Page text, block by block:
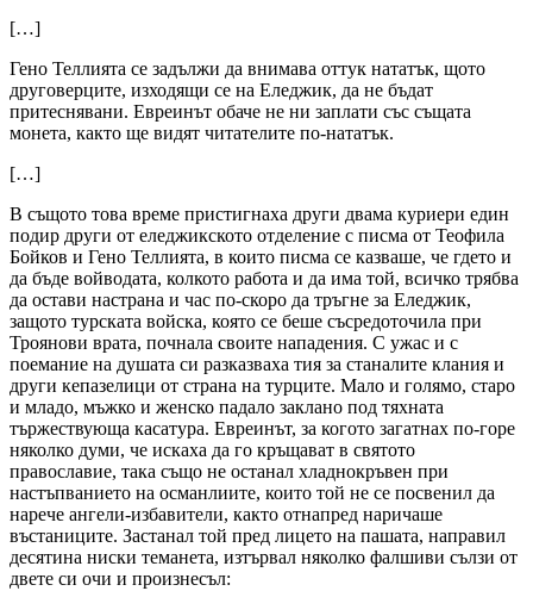
[…]
Гено Теллията се задължи да внимава оттук нататък, щото
друговерците, изходящи се на Еледжик, да не бъдат
притеснявани. Евреинът обаче не ни заплати със същата
монета, както ще видят читателите по-нататък.
[…]
В същото това време пристигнаха други двама куриери един
подир други от еледжикското отделение с писма от Теофила
Бойков и Гено Теллията, в които писма се казваше, че гдето и
да бъде войводата, колкото работа и да има той, всичко трябва
да остави настрана и час по-скоро да тръгне за Еледжик,
защото турската войска, която се беше съсредоточила при
Троянови врата, почнала своите нападения. С ужас и с
поемание на душата си разказваха тия за станалите клания и
други кепазелици от страна на турците. Мало и голямо, старо
и младо, мъжко и женско падало заклано под тяхната
тържествующа касатура. Евреинът, за когото загатнах по-горе
няколко думи, че искаха да го кръщават в святото
православие, така също не останал хладнокръвен при
настъпванието на османлиите, които той не се посвенил да
нарече ангели-избавители, както отнапред наричаше
въстаниците. Застанал той пред лицето на пашата, направил
десятина ниски теманета, изтървал няколко фалшиви сълзи от
двете си очи и произнесъл: